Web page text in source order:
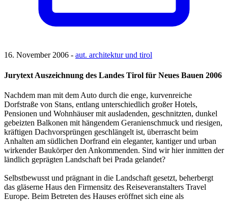
16. November 2006 - aut. architektur und tirol
Jurytext Auszeichnung des Landes Tirol für Neues Bauen 2006
Nachdem man mit dem Auto durch die enge, kurvenreiche
Dorfstraße von Stans, entlang unterschiedlich großer Hotels,
Pensionen und Wohnhäuser mit ausladenden, geschnitzten, dunkel
gebeizten Balkonen mit hängendem Geranienschmuck und riesigen,
kräftigen Dachvorsprüngen geschlängelt ist, überrascht beim
Anhalten am südlichen Dorfrand ein eleganter, kantiger und urban
wirkender Baukörper den Ankommenden. Sind wir hier inmitten der
ländlich geprägten Landschaft bei Prada gelandet?
Selbstbewusst und prägnant in die Landschaft gesetzt, beherbergt
das gläserne Haus den Firmensitz des Reiseveranstalters Travel
Europe. Beim Betreten des Hauses eröffnet sich eine als